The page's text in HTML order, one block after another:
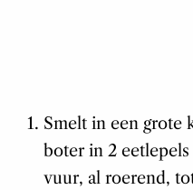
Smelt in een grote
boter in 2
vuur, al roerend,